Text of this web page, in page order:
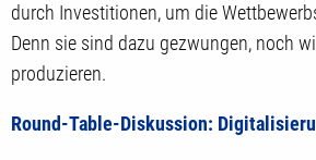
durch Investitionen, um die
Denn sie sind dazu gezwungen, noch
produzieren.
Round-Table-Diskussion: